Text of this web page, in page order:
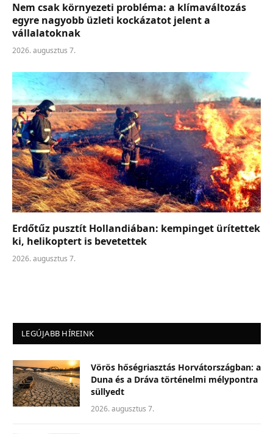
Nem csak környezeti probléma: a klímaváltozás
egyre nagyobb üzleti kockázatot jelent a
vállalatoknak
2026. augusztus 7.
Erdőtűz pusztít Hollandiában: kempinget ürítettek
ki, helikoptert is bevetettek
2026. augusztus 7.
LEGÚJABB HÍREINK
Vörös hőségriasztás Horvátországban: a
Duna és a Dráva történelmi mélypontra
süllyedt
2026. augusztus 7.